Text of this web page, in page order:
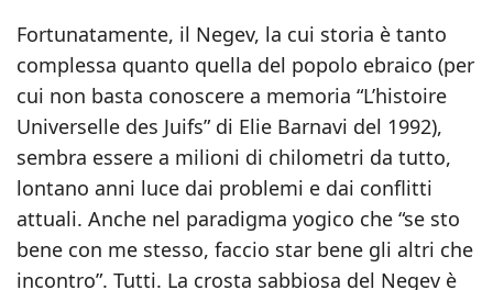
Fortunatamente, il Negev, la cui storia è tanto
complessa quanto quella del popolo ebraico (per
cui non basta conoscere a memoria “L’histoire
Universelle des Juifs” di Elie Barnavi del 1992),
sembra essere a milioni di chilometri da tutto,
lontano anni luce dai problemi e dai conflitti
attuali. Anche nel paradigma yogico che “se sto
bene con me stesso, faccio star bene gli altri che
incontro”. Tutti. La crosta sabbiosa del Negev è